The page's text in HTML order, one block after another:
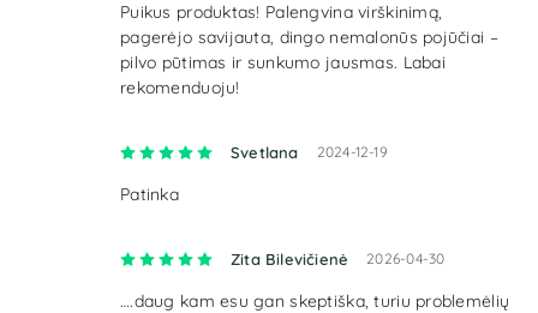
Puikus produktas! Palengvina virškinimą,
pagerėjo savijauta, dingo nemalonūs pojūčiai –
pilvo pūtimas ir sunkumo jausmas. Labai
rekomenduoju!
Įvertinimas: 5iš 5
Svetlana 2024-12-19
Patinka
Įvertinimas:5iš 5
Zita Bilevičienė 2026-04-30
….daug kam esu gan skeptiška, turiu problemėlių